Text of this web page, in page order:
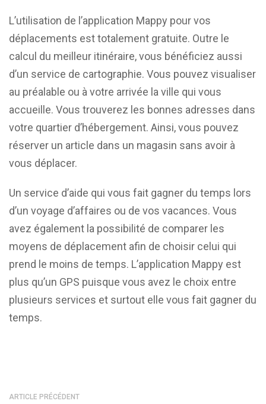
L’utilisation de l’application Mappy pour vos
déplacements est totalement gratuite. Outre le
calcul du meilleur itinéraire, vous bénéficiez aussi
d’un service de cartographie. Vous pouvez visualiser
au préalable ou à votre arrivée la ville qui vous
accueille. Vous trouverez les bonnes adresses dans
votre quartier d’hébergement. Ainsi, vous pouvez
réserver un article dans un magasin sans avoir à
vous déplacer.
Un service d’aide qui vous fait gagner du temps lors
d’un voyage d’affaires ou de vos vacances. Vous
avez également la possibilité de comparer les
moyens de déplacement afin de choisir celui qui
prend le moins de temps. L’application Mappy est
plus qu’un GPS puisque vous avez le choix entre
plusieurs services et surtout elle vous fait gagner du
temps.
ARTICLE PRÉCÉDENT